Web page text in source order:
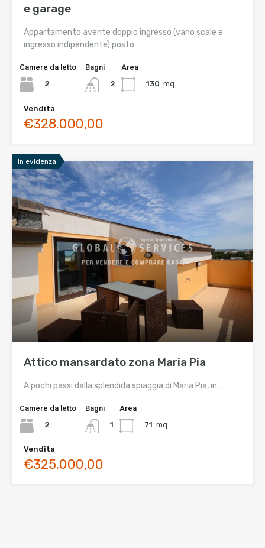
e garage
Appartamento avente doppio ingresso (vano scale e
ingresso indipendente) posto…
Camere da letto
2
Bagni
2
Area
130 mq
Vendita
€328.000,00
In evidenza
Attico mansardato zona Maria Pia
A pochi passi dalla splendida spiaggia di Maria Pia, in…
Camere da letto
2
Bagni
1
Area
71 mq
Vendita
€325.000,00